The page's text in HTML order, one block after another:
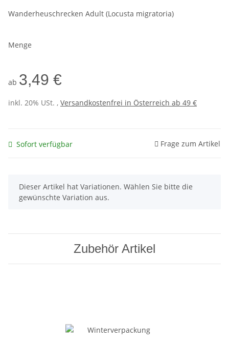
Wanderheuschrecken Adult (Locusta migratoria)
Menge
ab 3,49 €
inkl. 20% USt. , Versandkostenfrei in Österreich ab 49 €
Sofort verfügbar Frage zum Artikel
x
Dieser Artikel hat Variationen. Wählen Sie bitte die
gewünschte Variation aus.
Zubehör Artikel